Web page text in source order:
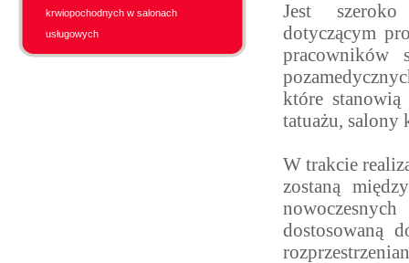
krwiopochodnych w salonach
usługowych
Jest szeroko
dotyczącym
pracowników
które
tatuażu, salony
W trakcie
zostaną
dostosowaną